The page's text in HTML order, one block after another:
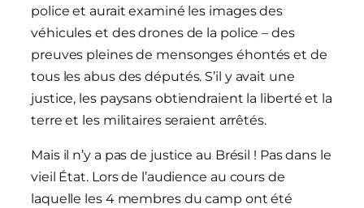
police et aurait examiné les images des
véhicules et des drones de la police – des
preuves pleines de mensonges éhontés et de
tous les abus des députés. S’il y avait une
justice, les paysans obtiendraient la liberté et la
terre et les militaires seraient arrêtés.
Mais il n’y a pas de justice au Brésil ! Pas dans le
vieil État. Lors de l’audience au cours de
laquelle les 4 membres du camp ont été